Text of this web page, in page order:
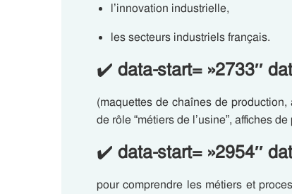
l’innovation industrielle,
les secteurs industriels français.
✔️ data-start= »2733″
(maquettes de chaînes de
de rôle “métiers de l’usine”, affiches
✔️ data-start= »2954″
pour comprendre les métiers et